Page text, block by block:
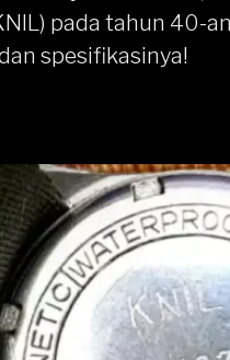
pada tahun 40-
spesifikasinya!